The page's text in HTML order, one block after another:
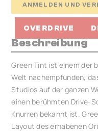
ANMELDEN UND
OVERDRIVE
Beschreibung
Green Tint ist einem der
Welt nachempfunden,
Studios auf der ganzen
einen berühmten Drive-
Knurren bekannt ist.
Layout des erhabenen